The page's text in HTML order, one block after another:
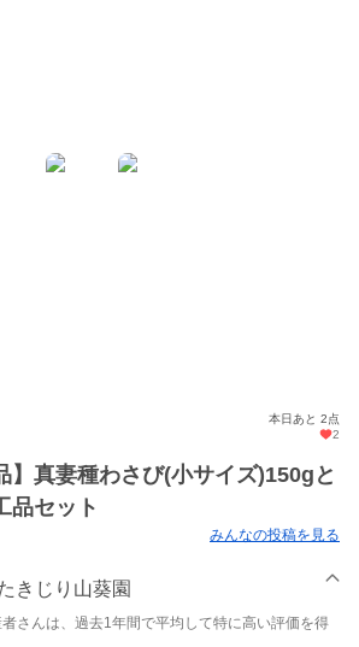
本日あと 2点
2
】真妻種わさび(小サイズ)150gと
品セット
みんなの投稿を見る
きじり山葵園
さんは、過去1年間で平均して特に高い評価を得